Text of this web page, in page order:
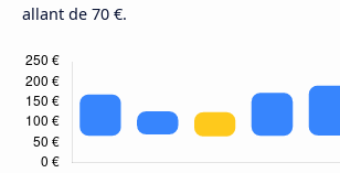
allant de 70 €.